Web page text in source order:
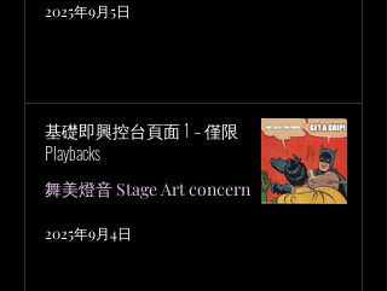
2025年9月5日
基礎即興控台頁面 1 – 僅限
Playbacks
舞美燈音 Stage Art concern
2025年9月4日